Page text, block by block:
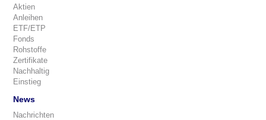
Aktien
Anleihen
ETF/ETP
Fonds
Rohstoffe
Zertifikate
Nachhaltig
Einstieg
News
Nachrichten